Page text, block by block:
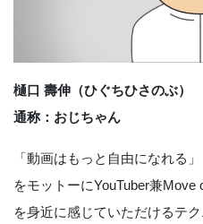
樋口 壽伸（ひぐちひさのぶ）
通称：おじちゃん
「動画はもっと自由になれる」
をモットーにYouTuber兼
を身近に感じていただけるテ